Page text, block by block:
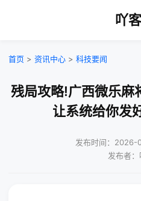
吖
首页 > 资讯中心 > 科技要闻
残局攻略!广西微乐麻
让系统给你发
发布时间：2026-
发布者